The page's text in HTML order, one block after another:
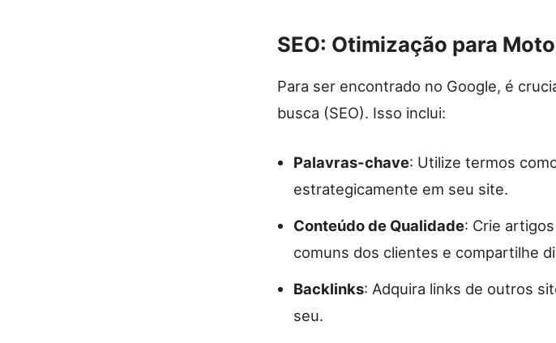
SEO: Otimização para
Para ser encontrado no Google, é
busca (SEO). Isso inclui:
Palavras-chave: Utilize termos
estrategicamente em seu site.
Conteúdo de Qualidade: Crie
comuns dos clientes e compartilhe
Backlinks: Adquira links de outros
seu.